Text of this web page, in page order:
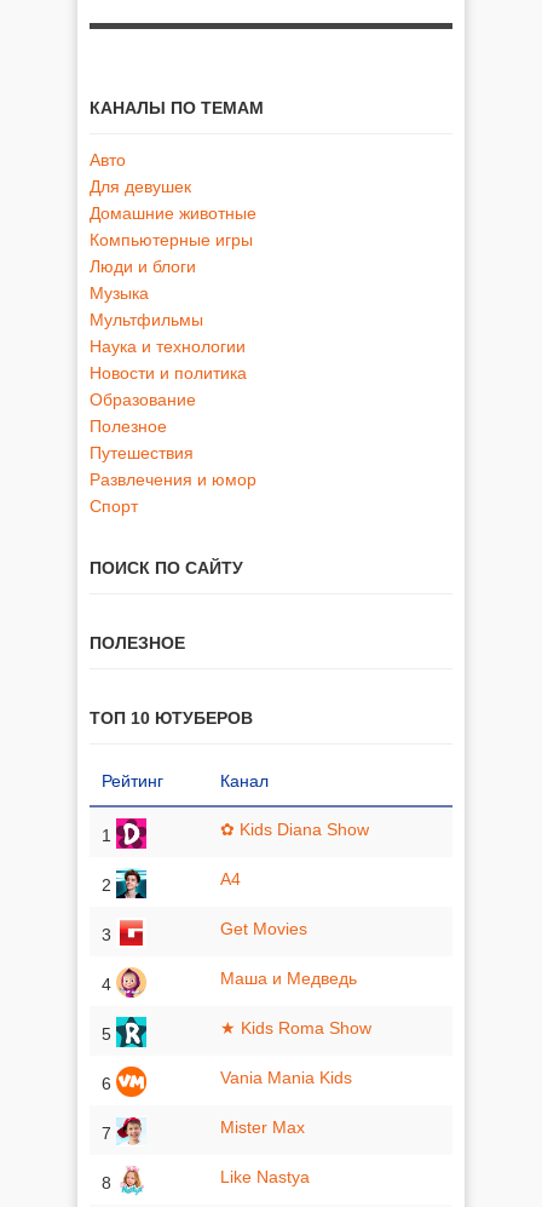
КАНАЛЫ ПО ТЕМАМ
Авто
Для девушек
Домашние животные
Компьютерные игры
Люди и блоги
Музыка
Мультфильмы
Наука и технологии
Новости и политика
Образование
Полезное
Путешествия
Развлечения и юмор
Спорт
ПОИСК ПО САЙТУ
ПОЛЕЗНОЕ
ТОП 10 ЮТУБЕРОВ
Рейтинг Канал
1 ✿ Kids Diana Show
2 A4
3 Get Movies
4 Маша и Медведь
5 ★ Kids Roma Show
6 Vania Mania Kids
7 Mister Max
8 Like Nastya